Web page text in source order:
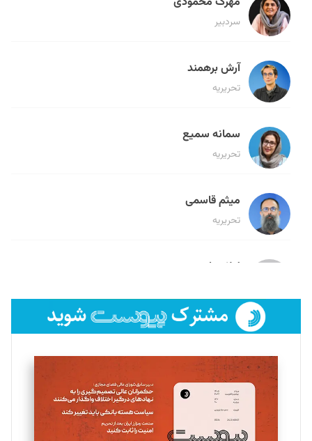
سردبیر
آرش برهمند
تحریریه
سمانه سمیع
تحریریه
میثم قاسمی
تحریریه
لیلا حنارود
فائزه فتحی رستمی
تحریریه
سروش کرمیان
تحریریه